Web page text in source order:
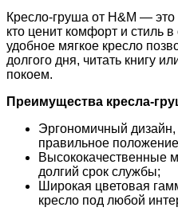
Кресло-груша от H&M —
кто ценит комфорт и стиль
удобное мягкое кресло
долгого дня, читать книгу
покоем.
Преимущества кресла-
Эргономичный
правильное
Высококачественные
долгий срок службы;
Широкая цветовая
кресло под любой